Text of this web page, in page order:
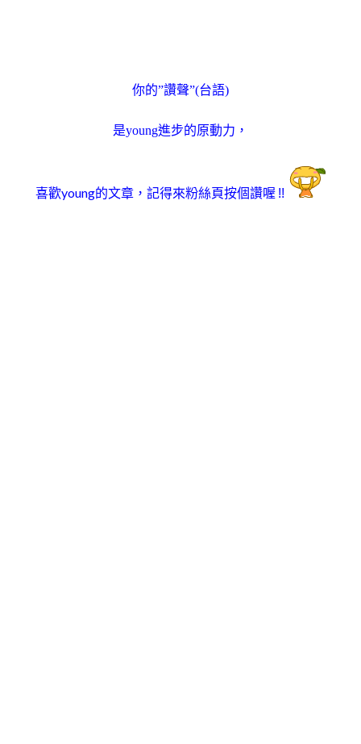
你的”讚聲”(台語)
是young進步的原動力，
喜歡young的文章， 記得來粉絲頁按個讚喔 !!